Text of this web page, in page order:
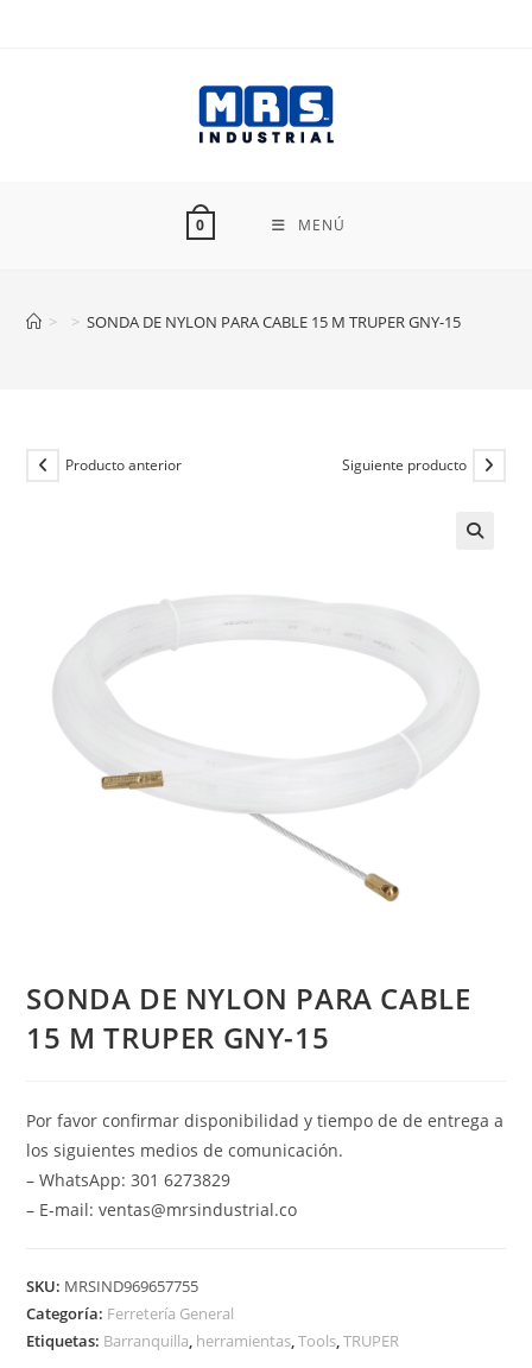
0 MENÚ
> > SONDA DE NYLON PARA CABLE 15 M TRUPER GNY-15
Producto anterior Siguiente producto
SONDA DE NYLON PARA CABLE
15 M TRUPER GNY-15
Por favor confirmar disponibilidad y tiempo de de entrega a
los siguientes medios de comunicación.
– WhatsApp: 301 6273829
– E-mail: ventas@mrsindustrial.co
SKU: MRSIND969657755
Categoría: Ferretería General
Etiquetas: Barranquilla, herramientas,Tools,TRUPER